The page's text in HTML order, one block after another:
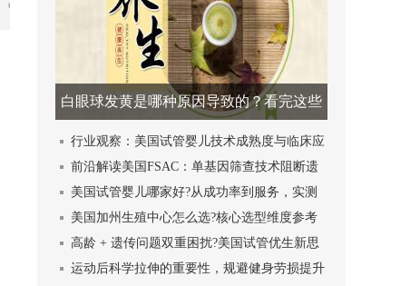
白眼球发黄是哪种原因导致的？看完这些
健康资讯就明白！
行业观察：美国试管婴儿技术成熟度与临床应
用现状解析
前沿解读美国FSAC：单基因筛查技术阻断遗
传疾病优势
美国试管婴儿哪家好?从成功率到服务，实测
对比不踩坑
美国加州生殖中心怎么选?核心选型维度参考
高龄 + 遗传问题双重困扰?美国试管优生新思
路
运动后科学拉伸的重要性，规避健身劳损提升